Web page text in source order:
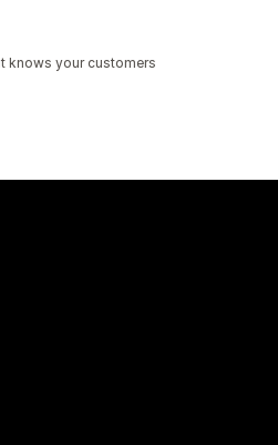
knows your customers